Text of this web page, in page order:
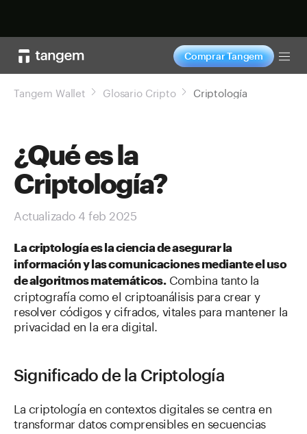
Comprar Tangem
Tangem Wallet Glosario Cripto Criptología
¿Qué es la
Criptología?
Actualizado 4 feb 2025
La criptología es la ciencia de asegurar la
información y las comunicaciones mediante el uso
de algoritmos matemáticos. Combina tanto la
criptografía como el criptoanálisis para crear y
resolver códigos y cifrados, vitales para mantener la
privacidad en la era digital.
Significado de la Criptología
La criptología en contextos digitales se centra en
transformar datos comprensibles en secuencias